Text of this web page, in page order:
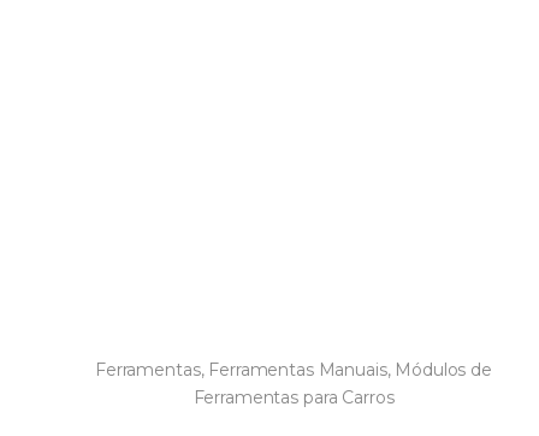
Ferramentas, Ferramentas Manuais, Módulos de
Ferramentas para Carros